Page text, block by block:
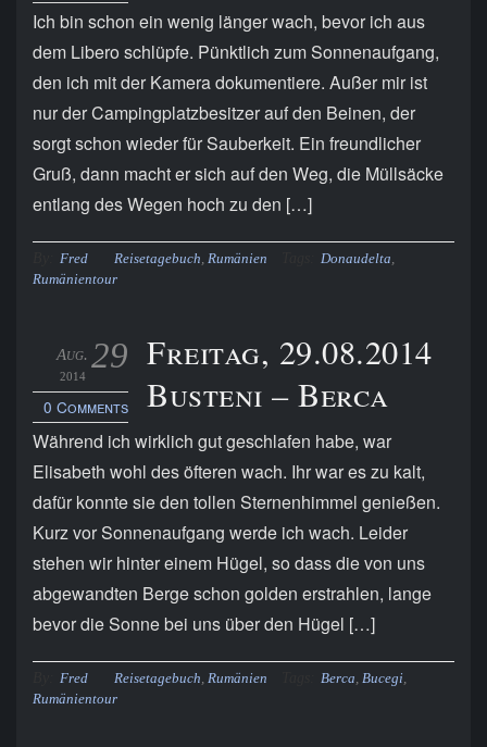
Ich bin schon ein wenig länger wach, bevor ich aus
dem Libero schlüpfe. Pünktlich zum Sonnenaufgang,
den ich mit der Kamera dokumentiere. Außer mir ist
nur der Campingplatzbesitzer auf den Beinen, der
sorgt schon wieder für Sauberkeit. Ein freundlicher
Gruß, dann macht er sich auf den Weg, die Müllsäcke
entlang des Wegen hoch zu den […]
Fred Reisetagebuch, Rumänien Donaudelta,
Rumänientour
29
Aug.
2014
0 Comments
Freitag, 29.08.2014
Busteni – Berca
Während ich wirklich gut geschlafen habe, war
Elisabeth wohl des öfteren wach. Ihr war es zu kalt,
dafür konnte sie den tollen Sternenhimmel genießen.
Kurz vor Sonnenaufgang werde ich wach. Leider
stehen wir hinter einem Hügel, so dass die von uns
abgewandten Berge schon golden erstrahlen, lange
bevor die Sonne bei uns über den Hügel […]
Fred Reisetagebuch Rumänien Berca Bucegi
Rumänientour